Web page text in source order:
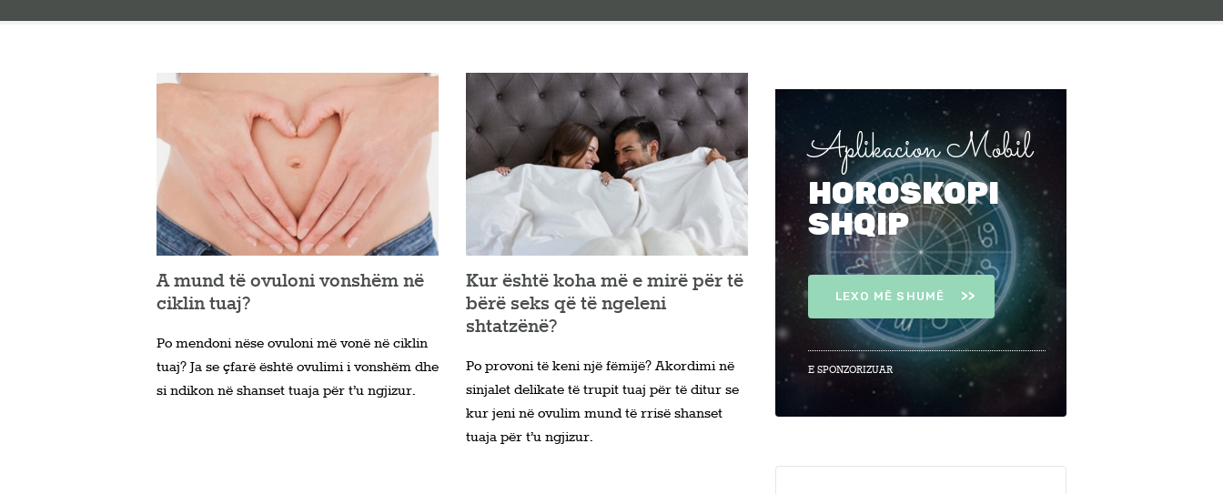
VITI I PARË
KONTAKT
A mund të ovuloni vonshëm në
ciklin tuaj?
Po mendoni nëse ovuloni më vonë në ciklin
tuaj? Ja se çfarë është ovulimi i vonshëm dhe
si ndikon në shanset tuaja për t’u ngjizur.
Kur është koha më e mirë për të
bërë seks që të ngeleni
shtatzënë?
Po provoni të keni një fëmijë? Akordimi në
sinjalet delikate të trupit tuaj për të ditur se
kur jeni në ovulim mund të rrisë shanset
tuaja për t’u ngjizur.
Aplikacion Mobil
HOROSKOPI
SHQIP
LEXO MË SHUMË
E SPONZORIZUAR